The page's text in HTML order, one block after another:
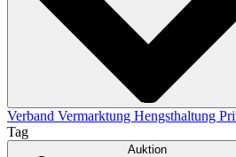
Verband Vermarktung Hengsthaltung
Tag
Auktion